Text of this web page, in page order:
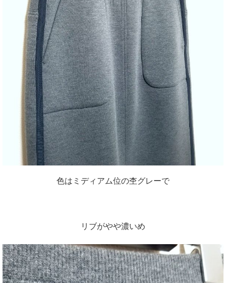
色はミディアム位の杢グレーで
リブがやや濃いめ